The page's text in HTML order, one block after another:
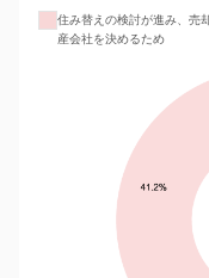
住み替えの検討が進み、売
産会社を決めるため